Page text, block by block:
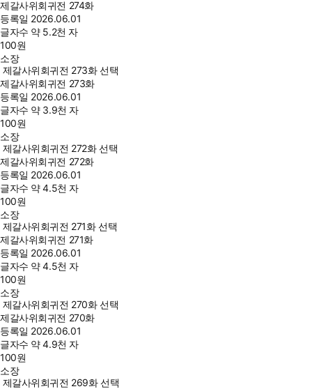
제갈사위회귀전 274화
등록일 2026.06.01
글자수 약 5.2천 자
100원
소장
제갈사위회귀전 273화 선택
제갈사위회귀전 273화
등록일 2026.06.01
글자수 약 3.9천 자
100원
소장
제갈사위회귀전 272화 선택
제갈사위회귀전 272화
등록일 2026.06.01
글자수 약 4.5천 자
100원
소장
제갈사위회귀전 271화 선택
제갈사위회귀전 271화
등록일 2026.06.01
글자수 약 4.5천 자
100원
소장
제갈사위회귀전 270화 선택
제갈사위회귀전 270화
등록일 2026.06.01
글자수 약 4.9천 자
100원
소장
제갈사위회귀전 269화 선택